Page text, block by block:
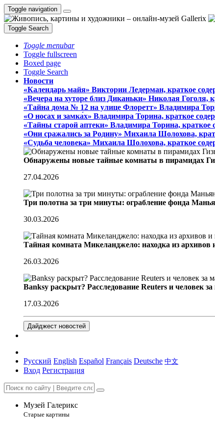
Toggle navigation
Toggle Search
Toggle menubar
Toggle fullscreen
Boxed page
Toggle Search
Новости
«Календарь майя» Виктории Ледерман, краткое
«Вечера на хуторе близ Диканьки» Николая Гоголя,
«Тайна дома № 12 на улице Флоретт» Владимира
«О носах и замка́х» Владимира Торина, краткое
«Тайны старой аптеки» Владимира Торина, краткое
«Они сражались за Родину» Михаила Шолохова,
«Судьба человека» Михаила Шолохова, краткое
Обнаружены новые тайные комнаты в пирамидах
27.04.2026
Три полотна за три минуты: ограбление фонда
30.03.2026
Тайная комната Микеланджело: находка из архивов
26.03.2026
Banksy раскрыт? Расследование Reuters и человек
17.03.2026
Дайджест новостей
Русский English Español Français Deutsche 中文
Вход Регистрация
Музей Галерикс
Старые картины